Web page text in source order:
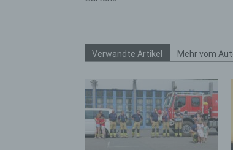
Verwandte Artikel Mehr vom